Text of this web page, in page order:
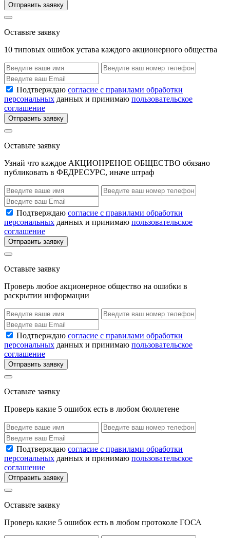
Отправить заявку
Оставьте заявку
10 типовых ошибок устава каждого акционерного общества
Подтверждаю согласие с правилами обработки
персональных данных и принимаю пользовательское
соглашение
Отправить заявку
Оставьте заявку
Узнай что каждое АКЦИОНРЕНОЕ ОБЩЕСТВО обязано
публиковать в ФЕДРЕСУРС, иначе штраф
Подтверждаю согласие с правилами обработки
персональных данных и принимаю пользовательское
соглашение
Отправить заявку
Оставьте заявку
Проверь любое акционерное общество на ошибки в
раскрытии информации
Подтверждаю согласие с правилами обработки
персональных данных и принимаю пользовательское
соглашение
Отправить заявку
Оставьте заявку
Проверь какие 5 ошибок есть в любом бюллетене
Подтверждаю согласие с правилами обработки
персональных данных и принимаю пользовательское
соглашение
Отправить заявку
Оставьте заявку
Проверь какие 5 ошибок есть в любом протоколе ГОСА